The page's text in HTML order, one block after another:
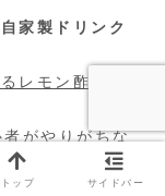
家製ドリンク
レモン酢』の作
がやりがちな
の代わりに酢で
トップ サイドバー